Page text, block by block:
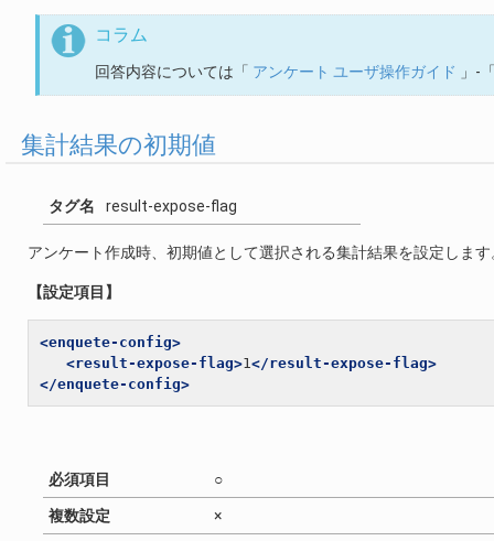
コラム
回答内容については「 アンケート ユーザ操作ガイド 」-
集計結果の初期値
タグ名 result-expose-flag
アンケート作成時、初期値として選択される集計結果を設定します
【設定項目】
<enquete-config>
<result-expose-flag>1</result-expose-flag>
</enquete-config>
必須項目 ○
複数設定 ×